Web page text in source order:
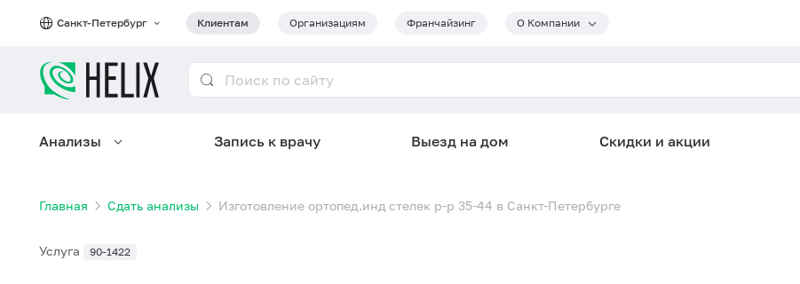
Санкт-Петербург Клиентам Организациям Франчайзинг О Компании
Анализы Запись к врачу Выезд на дом Скидки и акции
Главная Сдать анализы Изготовление ортопед.инд стелек р-р 35-44 в Санкт-Петербурге
Услуга 90-1422